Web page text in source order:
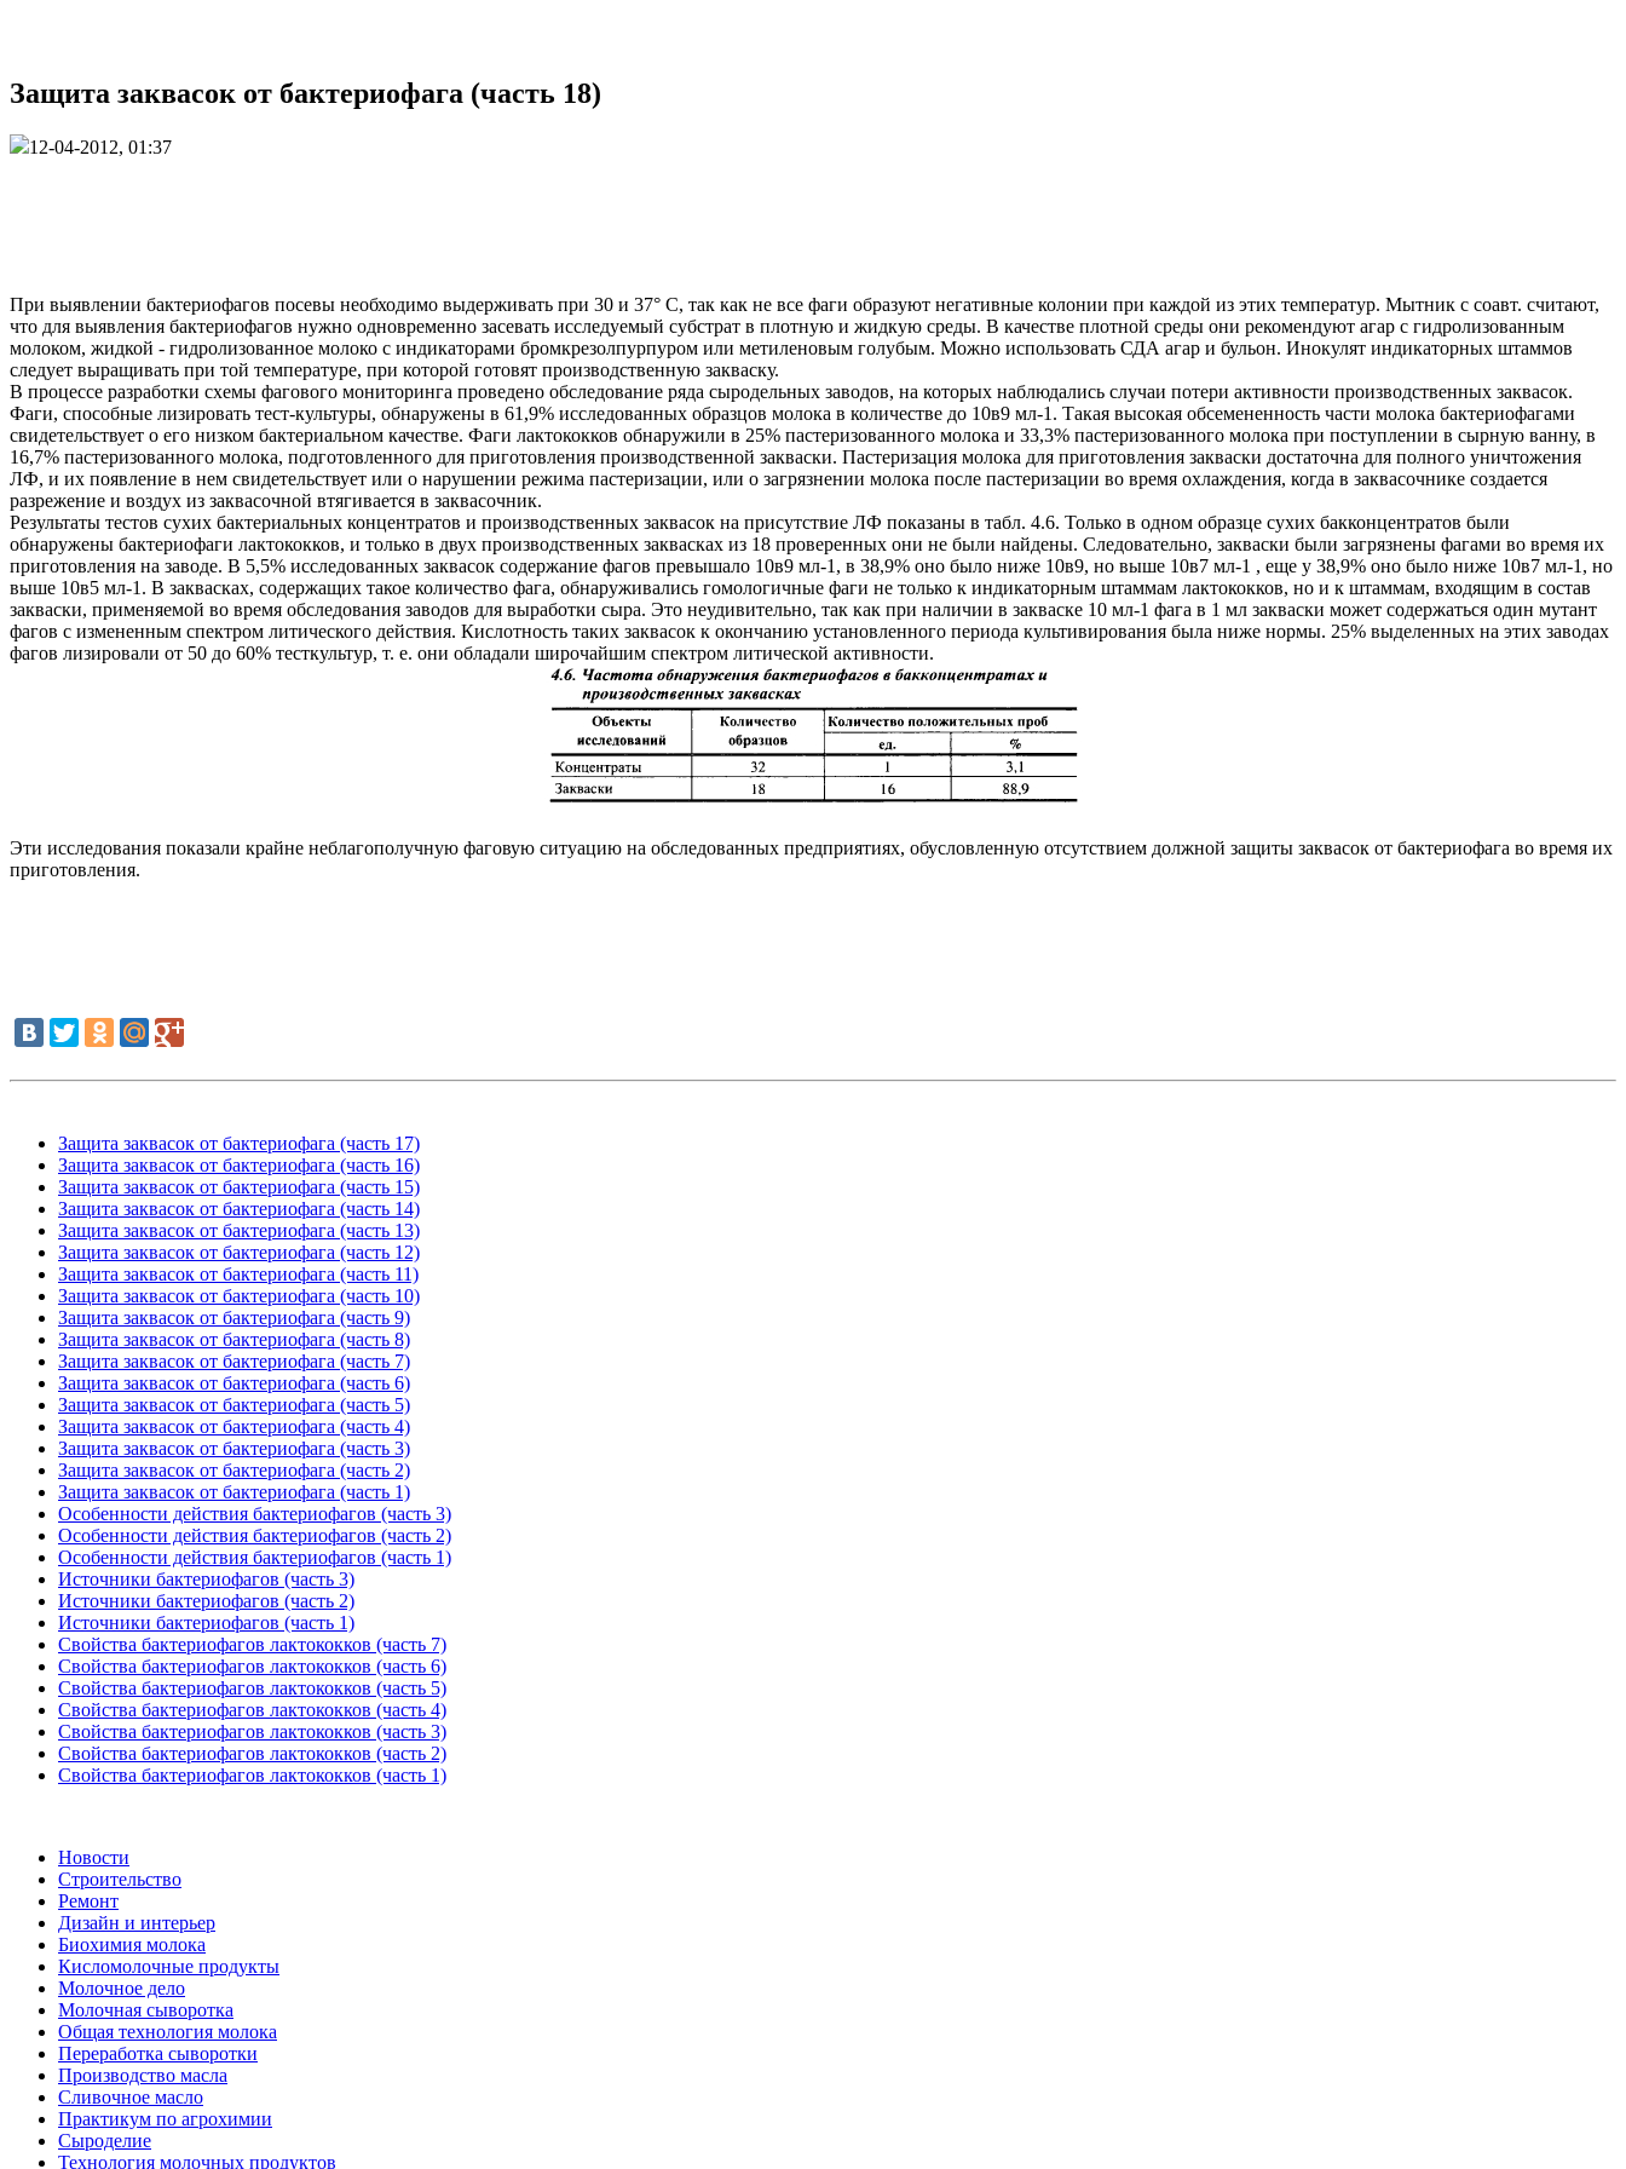
Защита заквасок от бактериофага (часть 18)
12-04-2012, 01:37
При выявлении бактериофагов посевы необходимо выдерживать при 30 и 37° С, так как не все фаги образуют негативные колонии при каждой из этих температур. Мытник с соавт. считают,
что для выявления бактериофагов нужно одновременно засевать исследуемый субстрат в плотную и жидкую среды. В качестве плотной среды они рекомендуют агар с гидролизованным
молоком, жидкой - гидролизованное молоко с индикаторами бромкрезолпурпуром или метиленовым голубым. Можно использовать СДА агар и бульон. Инокулят индикаторных штаммов
следует выращивать при той температуре, при которой готовят производственную закваску.
В процессе разработки схемы фагового мониторинга проведено обследование ряда сыродельных заводов, на которых наблюдались случаи потери активности производственных заквасок.
Фаги, способные лизировать тест-культуры, обнаружены в 61,9% исследованных образцов молока в количестве до 10в9 мл-1. Такая высокая обсемененность части молока бактериофагами
свидетельствует о его низком бактериальном качестве. Фаги лактококков обнаружили в 25% пастеризованного молока и 33,3% пастеризованного молока при поступлении в сырную ванну, в
16,7% пастеризованного молока, подготовленного для приготовления производственной закваски. Пастеризация молока для приготовления закваски достаточна для полного уничтожения
ЛФ, и их появление в нем свидетельствует или о нарушении режима пастеризации, или о загрязнении молока после пастеризации во время охлаждения, когда в заквасочнике создается
разрежение и воздух из заквасочной втягивается в заквасочник.
Результаты тестов сухих бактериальных концентратов и производственных заквасок на присутствие ЛФ показаны в табл. 4.6. Только в одном образце сухих бакконцентратов были
обнаружены бактериофаги лактококков, и только в двух производственных заквасках из 18 проверенных они не были найдены. Следовательно, закваски были загрязнены фагами во время их
приготовления на заводе. В 5,5% исследованных заквасок содержание фагов превышало 10в9 мл-1, в 38,9% оно было ниже 10в9, но выше 10в7 мл-1 , еще у 38,9% оно было ниже 10в7 мл-1, но
выше 10в5 мл-1. В заквасках, содержащих такое количество фага, обнаруживались гомологичные фаги не только к индикаторным штаммам лактококков, но и к штаммам, входящим в состав
закваски, применяемой во время обследования заводов для выработки сыра. Это неудивительно, так как при наличии в закваске 10 мл-1 фага в 1 мл закваски может содержаться один мутант
фагов с измененным спектром литического действия. Кислотность таких заквасок к окончанию установленного периода культивирования была ниже нормы. 25% выделенных на этих заводах
фагов лизировали от 50 до 60% тесткультур, т. е. они обладали широчайшим спектром литической активности.
Эти исследования показали крайне неблагополучную фаговую ситуацию на обследованных предприятиях, обусловленную отсутствием должной защиты заквасок от бактериофага во время их
приготовления.
Защита заквасок от бактериофага (часть 17)
Защита заквасок от бактериофага (часть 16)
Защита заквасок от бактериофага (часть 15)
Защита заквасок от бактериофага (часть 14)
Защита заквасок от бактериофага (часть 13)
Защита заквасок от бактериофага (часть 12)
Защита заквасок от бактериофага (часть 11)
Защита заквасок от бактериофага (часть 10)
Защита заквасок от бактериофага (часть 9)
Защита заквасок от бактериофага (часть 8)
Защита заквасок от бактериофага (часть 7)
Защита заквасок от бактериофага (часть 6)
Защита заквасок от бактериофага (часть 5)
Защита заквасок от бактериофага (часть 4)
Защита заквасок от бактериофага (часть 3)
Защита заквасок от бактериофага (часть 2)
Защита заквасок от бактериофага (часть 1)
Особенности действия бактериофагов (часть 3)
Особенности действия бактериофагов (часть 2)
Особенности действия бактериофагов (часть 1)
Источники бактериофагов (часть 3)
Источники бактериофагов (часть 2)
Источники бактериофагов (часть 1)
Свойства бактериофагов лактококков (часть 7)
Свойства бактериофагов лактококков (часть 6)
Свойства бактериофагов лактококков (часть 5)
Свойства бактериофагов лактококков (часть 4)
Свойства бактериофагов лактококков (часть 3)
Свойства бактериофагов лактококков (часть 2)
Свойства бактериофагов лактококков (часть 1)
Новости
Строительство
Ремонт
Дизайн и интерьер
Биохимия молока
Кисломолочные продукты
Молочное дело
Молочная сыворотка
Общая технология молока
Переработка сыворотки
Производство масла
Сливочное масло
Практикум по агрохимии
Сыроделие
Технология молочных продуктов